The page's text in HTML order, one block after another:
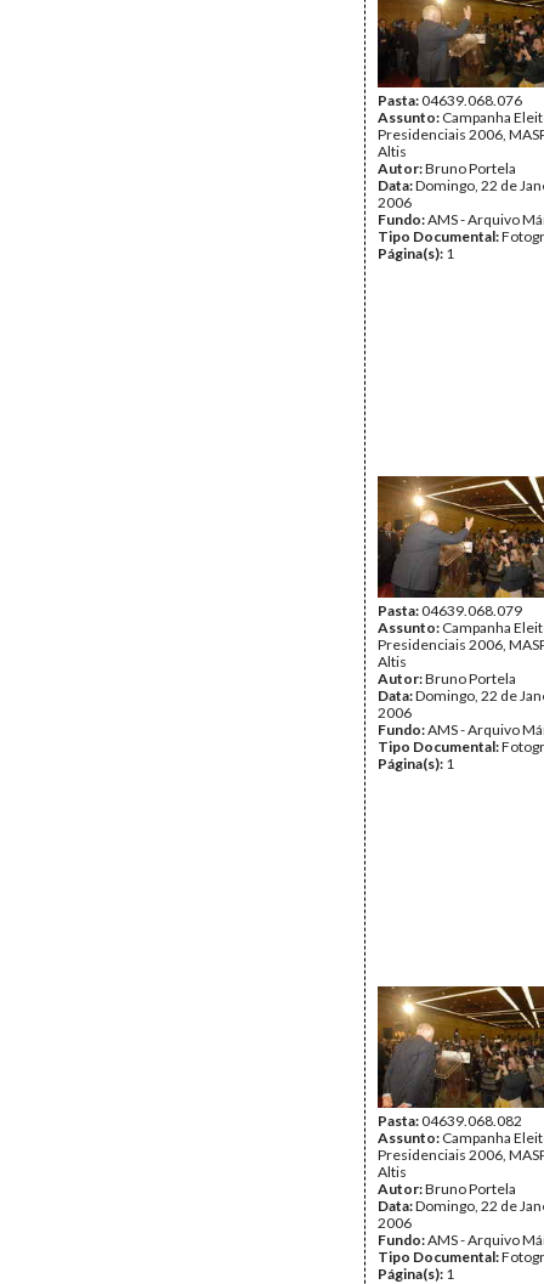
Pasta:04639.068.076
Assunto: Campanha
Presidenciais 2006,
Altis
Autor:Bruno Portela
Data:Domingo, 22 de
2006
Fundo:AMS - Arquivo
Tipo Documental:
Página(s): 1
Pasta:04639.068.079
Assunto: Campanha
Presidenciais 2006,
Altis
Autor:Bruno Portela
Data:Domingo, 22 de
2006
Fundo:AMS - Arquivo
Tipo Documental:
Página(s): 1
Pasta:04639.068.082
Assunto: Campanha
Presidenciais 2006,
Altis
Autor:Bruno Portela
Data:Domingo, 22 de
2006
Fundo:AMS - Arquivo
Tipo Documental:
Página(s): 1